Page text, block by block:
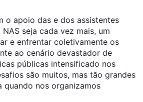
o apoio das e dos assistentes
seja cada vez mais, um
e enfrentar coletivamente os
ao cenário devastador de
públicas intensificado nos
são muitos, mas tão grandes
quando nos organizamos